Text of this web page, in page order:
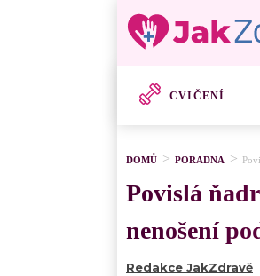
CVIČENÍ
DOMŮ PORADNA
Povislá
nenošení
Redakce JakZdravě